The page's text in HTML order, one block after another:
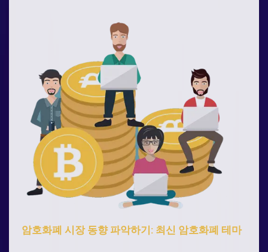
암호화폐 시장 동향 파악하기: 최신 암호화폐 테마